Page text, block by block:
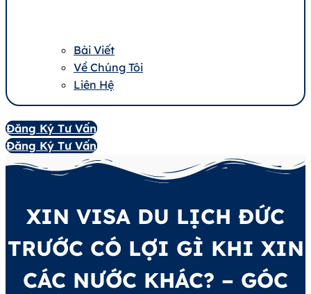
Bài Viết
Về Chúng Tôi
Liên Hệ
Đăng Ký Tư Vấn
Đăng Ký Tư Vấn
XIN VISA DU LỊCH ĐỨC
TRƯỚC CÓ LỢI GÌ KHI XIN
CÁC NƯỚC KHÁC? – GÓC